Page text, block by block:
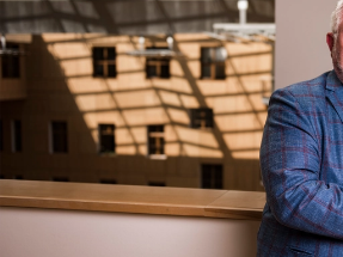
STELLENPORTAL
MEDIATHEK